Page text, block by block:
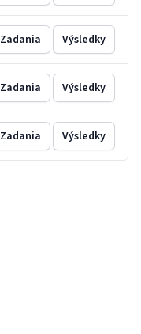
Zadania Výsledky
Zadania Výsledky
Zadania Výsledky